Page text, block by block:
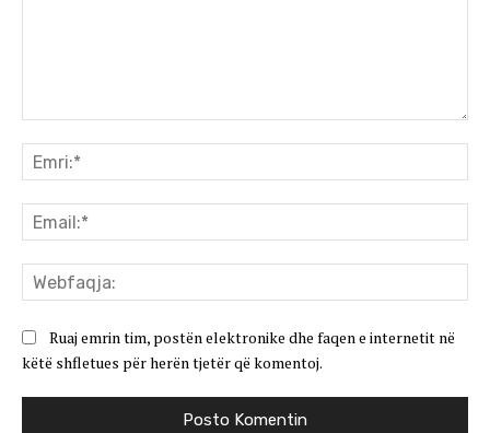
Ruaj emrin tim, postën elektronike dhe faqen e internetit në
këtë shfletues për herën tjetër që komentoj.